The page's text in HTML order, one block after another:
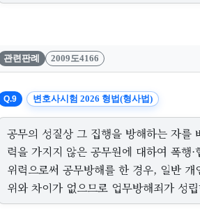
관련판례 2009도4166
Q.9 변호사시험 2026 형법(형사법)
공무의 성질상 그 집행을 방해하는 자를
력을 가지지 않은 공무원에 대하여 폭행
위력으로써 공무방해를 한 경우, 일반 개
위와 차이가 없으므로 업무방해죄가 성